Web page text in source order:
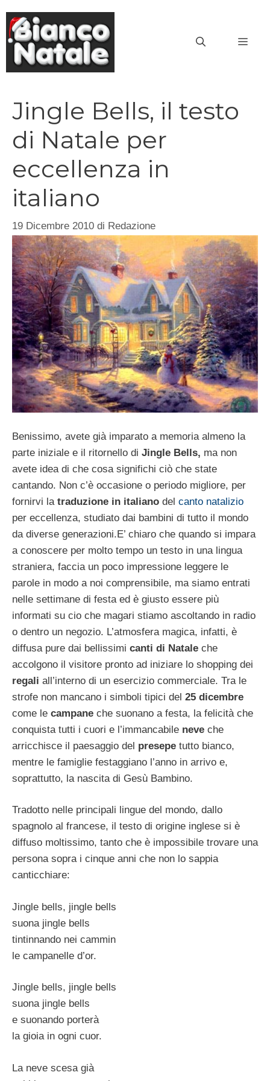
contenuto
Jingle Bells, il testo
di Natale per
eccellenza in
italiano
19 Dicembre 2010 di Redazione
Benissimo, avete già imparato a memoria almeno la
parte iniziale e il ritornello di Jingle Bells, ma non
avete idea di che cosa significhi ciò che state
cantando. Non c’è occasione o periodo migliore, per
fornirvi la traduzione in italiano del canto natalizio
per eccellenza, studiato dai bambini di tutto il mondo
da diverse generazioni.E’ chiaro che quando si impara
a conoscere per molto tempo un testo in una lingua
straniera, faccia un poco impressione leggere le
parole in modo a noi comprensibile, ma siamo entrati
nelle settimane di festa ed è giusto essere più
informati su cio che magari stiamo ascoltando in radio
o dentro un negozio. L’atmosfera magica, infatti, è
diffusa pure dai bellissimi canti di Natale che
accolgono il visitore pronto ad iniziare lo shopping dei
regali all’interno di un esercizio commerciale. Tra le
strofe non mancano i simboli tipici del 25 dicembre
come le campane che suonano a festa, la felicità che
conquista tutti i cuori e l’immancabile neve che
arricchisce il paesaggio del presepe tutto bianco,
mentre le famiglie festaggiano l’anno in arrivo e,
soprattutto, la nascita di Gesù Bambino.
Tradotto nelle principali lingue del mondo, dallo
spagnolo al francese, il testo di origine inglese si è
diffuso moltissimo, tanto che è impossibile trovare una
persona sopra i cinque anni che non lo sappia
canticchiare:
Jingle bells, jingle bells
suona jingle bells
tintinnando nei cammin
le campanelle d’or.
Jingle bells, jingle bells
suona jingle bells
e suonando porterà
la gioia in ogni cuor.
La neve scesa già